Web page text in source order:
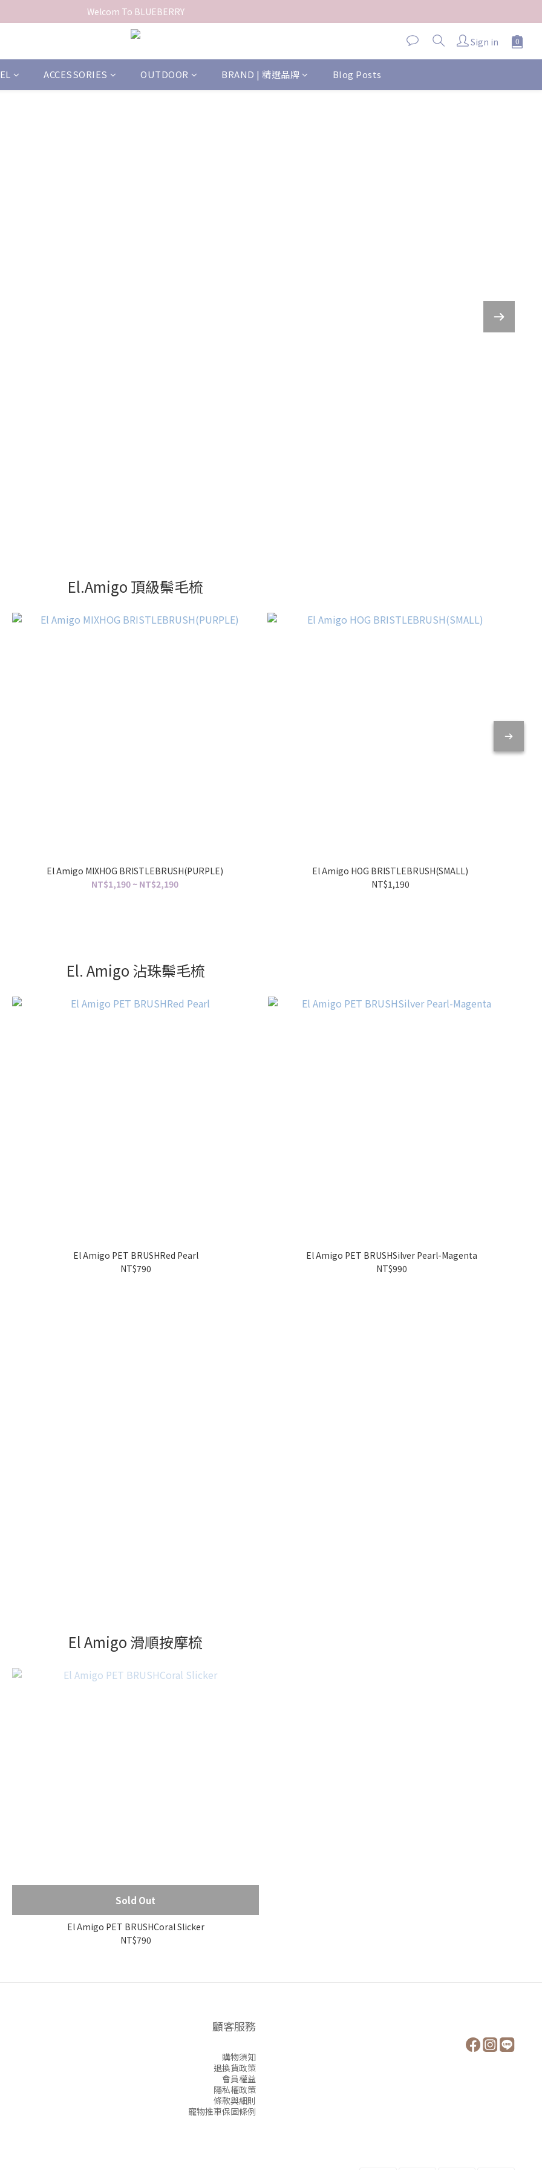
Welcom To BLUEBERRY
Sign in
ACCESSORIES OUTDOOR BRAND | 精選品牌 Blog Posts
El.Amigo 頂級鬃毛梳
El Amigo MIXHOG BRISTLEBRUSH(PURPLE)
NT$1,190 ~ NT$2,190
El Amigo HOG BRISTLEBRUSH(SMALL)
NT$1,190
El. Amigo 沾珠鬃毛梳
El Amigo PET BRUSHRed Pearl
NT$790
El Amigo PET BRUSHSilver Pearl-Magenta
NT$990
El Amigo 滑順按摩梳
Sold Out
El Amigo PET BRUSHCoral Slicker
NT$790
顧客服務
購物須知
退換貨政策
會員權益
隱私權政策
條款與細則
寵物推車保固條例